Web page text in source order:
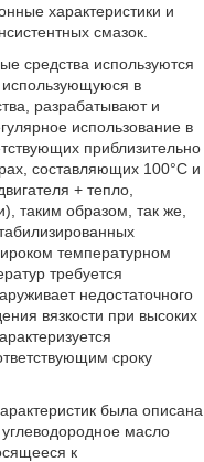
характеристики и
смазок.
средства используются
использующуюся в
разрабатывают и
использование в
приблизительно
составляющих 100°С и
+ тепло,
таким образом, так же,
температурном
требуется
недостаточного
вязкости при высоких
сроку
была описана
масло
к